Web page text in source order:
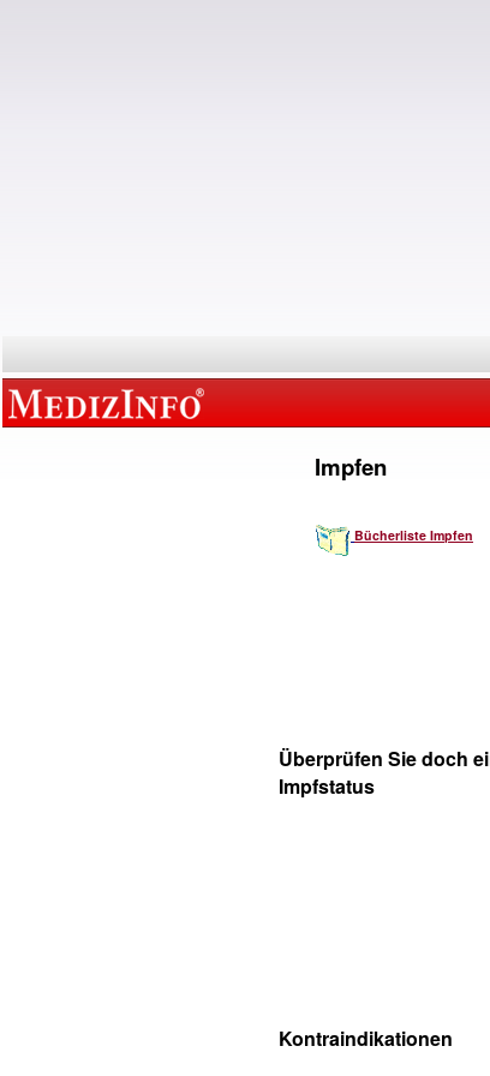
Impfen
Bücherliste Impfen
Überprüfen Sie doch
Impfstatus
Kontraindikationen